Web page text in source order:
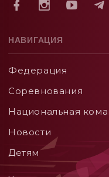
НАВИГАЦИЯ
Федерация
Соревнования
Национальная
Новости
Детям